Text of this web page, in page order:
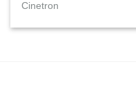
Cinetron